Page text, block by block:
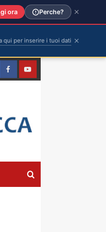
FacebookYountube
ora Perche?
qui per inserire i tuoi dati